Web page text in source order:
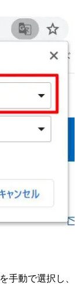
手動で選択し、